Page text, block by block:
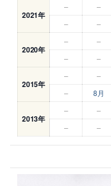
2021年
– –
–
–
2020年
– –
–
–
2015年
– –
–
8月
2013年
– –
–
–